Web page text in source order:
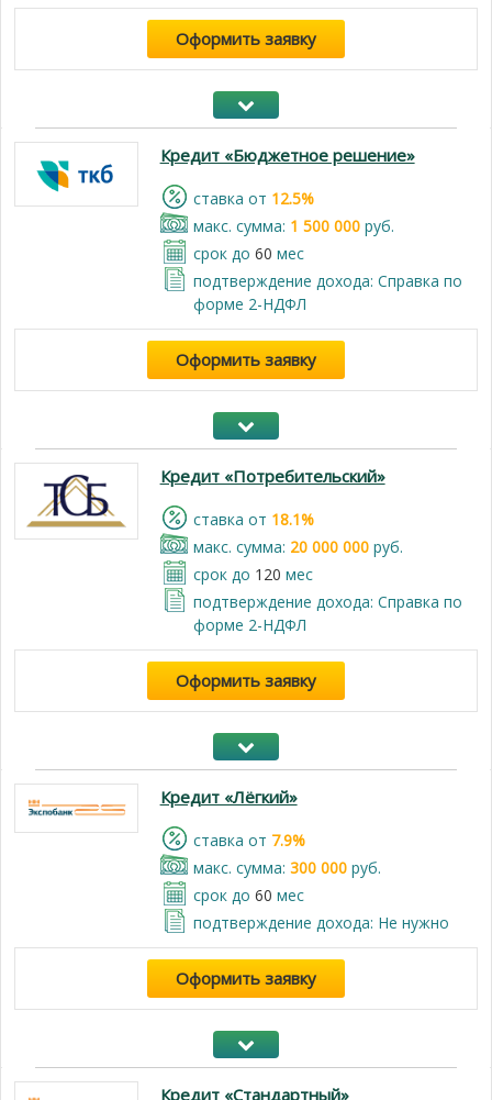
Оформить заявку
Кредит «Бюджетное решение»
cтавка от 12.5%
макс. сумма: 1 500 000руб.
срок до 60 мес
подтверждение дохода: Справка по
форме 2-НДФЛ
Оформить заявку
Кредит «Потребительский»
cтавка от 18.1%
макс. сумма: 20 000 000руб.
срок до 120 мес
подтверждение дохода: Справка по
форме 2-НДФЛ
Оформить заявку
Кредит «Лёгкий»
cтавка от 7.9%
макс. сумма: 300 000руб.
срок до 60 мес
подтверждение дохода: Не нужно
Оформить заявку
Кредит «Стандартный»